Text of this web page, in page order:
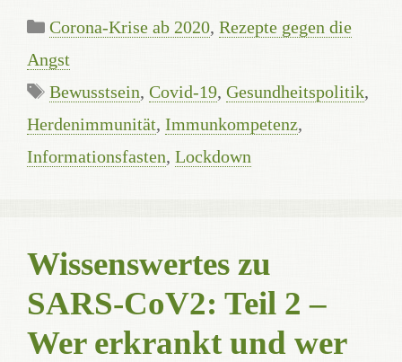
Kategorien
Corona-Krise ab 2020, Rezepte gegen die
Angst
Schlagwörter
Bewusstsein, Covid-19, Gesundheitspolitik,
Herdenimmunität, Immunkompetenz,
Informationsfasten, Lockdown
Wissenswertes zu
SARS-CoV2: Teil 2 –
Wer erkrankt und wer